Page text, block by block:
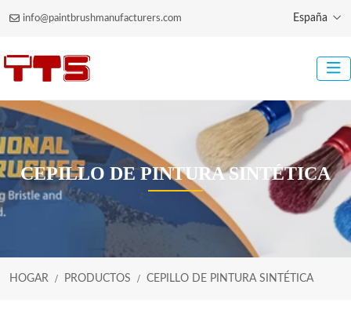
info@paintbrushmanufacturers.com España
CEPILLO DE PINTURA SINTÉTICA
HOGAR PRODUCTOS CEPILLO DE PINTURA SINTÉTICA